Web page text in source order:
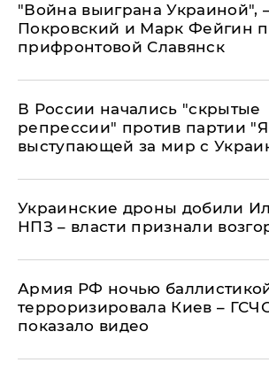
"Война выиграна Украиной",
Покровский и Марк Фейгин
прифронтовой Славянск
В России начались "скрытые
репрессии" против партии
выступающей за мир с
Украинские дроны добили
НПЗ – власти признали
Армия РФ ночью
терроризировала Киев –
показало видео